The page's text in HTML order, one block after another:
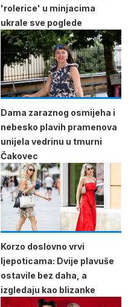
'rolerice' u minjacima
ukrale sve poglede
Dama zaraznog osmijeha i
nebesko plavih pramenova
unijela vedrinu u tmurni
Čakovec
Korzo doslovno vrvi
ljepoticama: Dvije plavuše
ostavile bez daha, a
izgledaju kao blizanke